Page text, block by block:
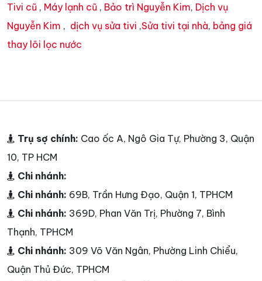
Tivi cũ , Máy lạnh cũ , Bảo trì Nguyễn Kim, Dịch vụ
Nguyễn Kim , dịch vụ sửa tivi ,Sửa tivi tại nhà, bảng giá
thay lõi lọc nước
Trụ sợ chính: Cao ốc A, Ngô Gia Tự, Phường 3, Quận
10, TP HCM
Chi nhánh:
Chi nhánh: 69B, Trần Hưng Đạo, Quận 1, TPHCM
Chi nhánh: 369D, Phan Văn Trị, Phường 7, Bình
Thạnh, TPHCM
Chi nhánh: 309 Võ Văn Ngân, Phường Linh Chiểu,
Quận Thủ Đức, TPHCM